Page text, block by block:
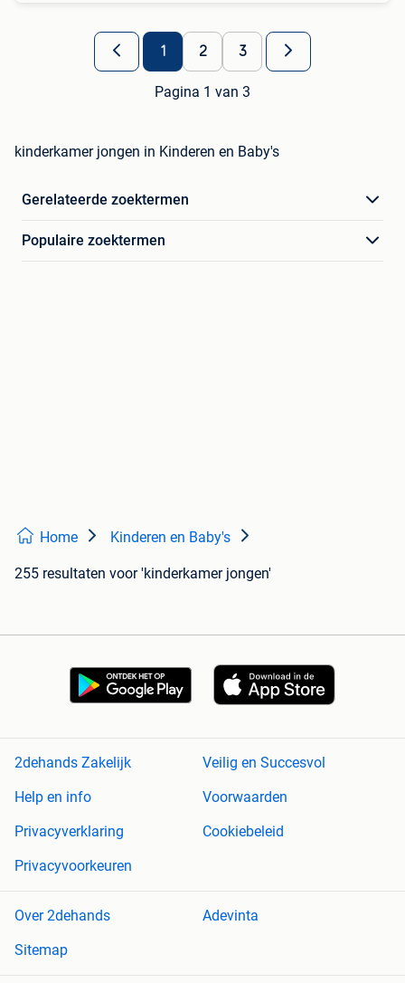
1 2 3
Pagina 1 van 3
kinderkamer jongen in Kinderen en Baby's
Gerelateerde zoektermen
Populaire zoektermen
Home Kinderen en Baby's
255 resultaten voor 'kinderkamer jongen'
2dehands Zakelijk
Veilig en Succesvol
Help en info
Voorwaarden
Privacyverklaring
Cookiebeleid
Privacyvoorkeuren
Over 2dehands
Adevinta
Sitemap